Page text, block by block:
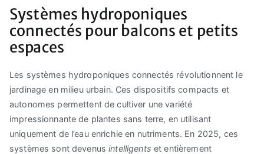
Systèmes hydroponiques
connectés pour balcons et petits
espaces
Les systèmes hydroponiques connectés révolutionnent le
jardinage en milieu urbain. Ces dispositifs compacts et
autonomes permettent de cultiver une variété
impressionnante de plantes sans terre, en utilisant
uniquement de l’eau enrichie en nutriments. En 2025, ces
systèmes sont devenusintelligents et entièrement